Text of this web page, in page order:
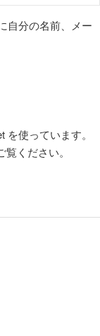
自分の名前、メー
使っています。
覧ください。